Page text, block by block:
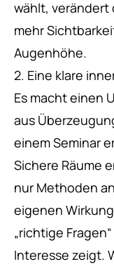
wählt, verändert
mehr
Augenhöhe.
2. Eine klare
Es macht einen
aus
einem Seminar
Sichere Räume
nur Methoden
eigenen
„richtige
Interesse zeigt.